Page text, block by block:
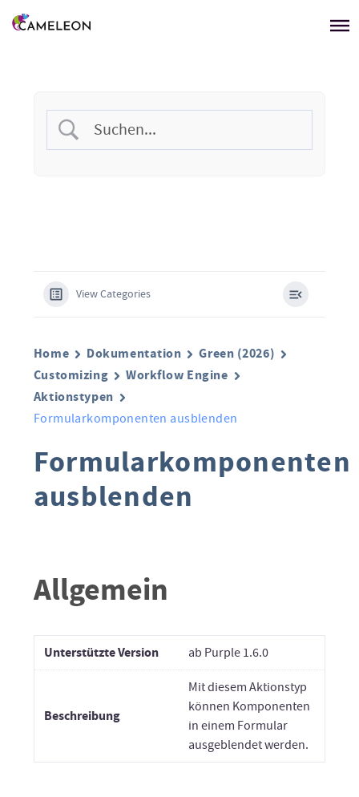
View Categories
Home Dokumentation
Green (2026)
Customizing
Workflow Engine
Aktionstypen
Formularkomponenten ausblenden
Formularkomponenten
ausblenden
Allgemein
Unterstützte Version ab Purple 1.6.0
Beschreibung
Mit diesem Aktionstyp
können Komponenten
in einem Formular
ausgeblendet werden.